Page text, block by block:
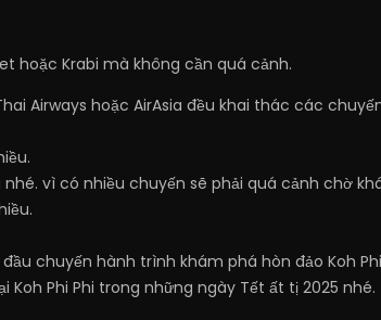
hoặc Krabi mà không cần quá cảnh.
Airways hoặc AirAsia đều khai thác các
vì có nhiều chuyến sẽ phải quá cảnh chờ
chuyến hành trình khám phá hòn đảo Koh
Phi Phi trong những ngày Tết ất tị 2025 nhé.